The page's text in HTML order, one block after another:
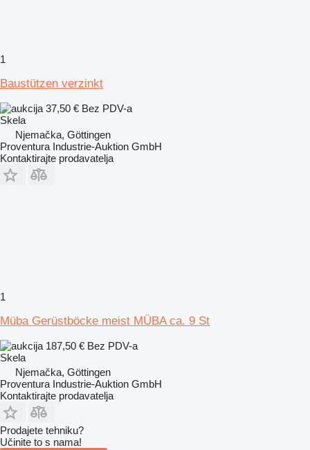
1
Baustützen verzinkt
37,50 € Bez PDV-a
Skela
Njemačka, Göttingen
Proventura Industrie-Auktion GmbH
Kontaktirajte prodavatelja
1
Müba Gerüstböcke meist MÜBA ca. 9 St
187,50 € Bez PDV-a
Skela
Njemačka, Göttingen
Proventura Industrie-Auktion GmbH
Kontaktirajte prodavatelja
Prodajete tehniku?
Učinite to s nama!